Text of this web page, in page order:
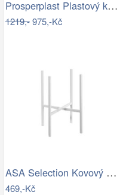
Prosperplast Plastový květináč Ulpo…
1219,-975,-Kč
ASA Selection Kovový stojan na květináč…
469,-Kč